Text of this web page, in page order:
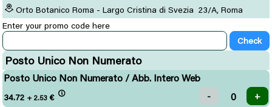
Orto Botanico Roma - Largo Cristina di Svezia 23/A, Roma
Enter your promo code here
Posto Unico Non Numerato
Posto Unico Non Numerato / Abb. Intero Web
34.72 + 2.53 €